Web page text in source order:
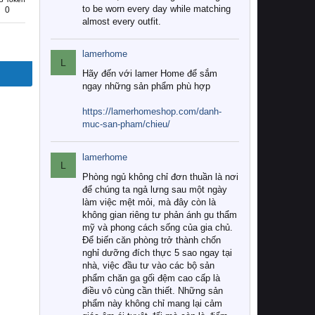
0
to be worn every day while matching
almost every outfit.
L
lamerhome
Hãy đến với lamer Home để sắm
ngay những sản phẩm phù hợp
https://lamerhomeshop.com/danh-
muc-san-pham/chieu/
L
lamerhome
Phòng ngủ không chỉ đơn thuần là nơi
để chúng ta ngả lưng sau một ngày
làm việc mệt mỏi, mà đây còn là
không gian riêng tư phản ánh gu thẩm
mỹ và phong cách sống của gia chủ.
Để biến căn phòng trở thành chốn
nghỉ dưỡng đích thực 5 sao ngay tại
nhà, việc đầu tư vào các bộ sản
phẩm chăn ga gối đệm cao cấp là
điều vô cùng cần thiết. Những sản
phẩm này không chỉ mang lại cảm